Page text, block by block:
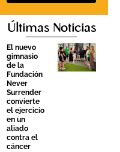
Últimas Noticias
El nuevo
gimnasio
de la
Fundación
Never
Surrender
convierte
el ejercicio
en un
aliado
contra el
cáncer